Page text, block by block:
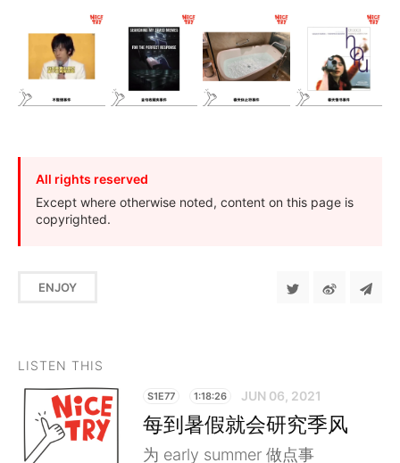
All rights reserved
Except where otherwise noted, content on this page is
copyrighted.
ENJOY
LISTEN THIS
S1E77 1:18:26 JUN 06, 2021
每到暑假就会研究季风
为 early summer 做点事